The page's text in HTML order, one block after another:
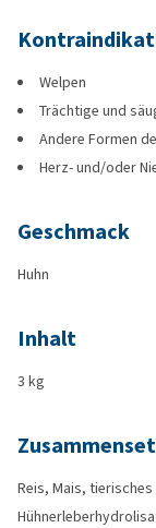
Welpen
Trächtige und
Andere Formen
Herz- und/oder
Geschmack
Huhn
Inhalt
3 kg
Reis, Mais,